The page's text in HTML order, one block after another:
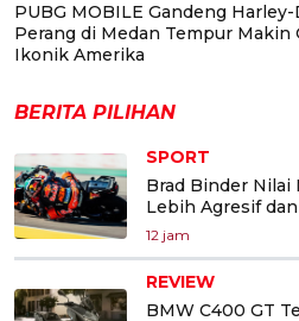
PUBG MOBILE Gandeng
Perang di Medan Tempur Makin
Ikonik Amerika
BERITA PILIHAN
SPORT
Brad Binder Nilai
Lebih Agresif
12 jam
REVIEW
BMW C400 GT